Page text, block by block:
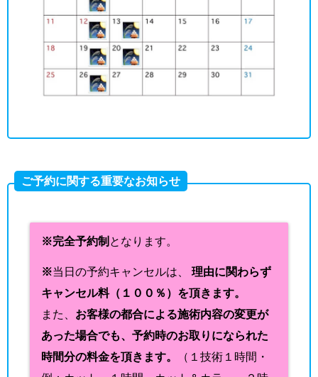
ご予約に関する重要なお知らせ
※完全予約制 となります。
※当日の予約キャンセルは、 理由に関わらず
キャンセル料（１００％）を頂きます。
また、 お客様の都合による施術内容の変更が
あった場合でも、予約時のお取りになられた
時間分の料金を頂きます。
（１技術１時間・